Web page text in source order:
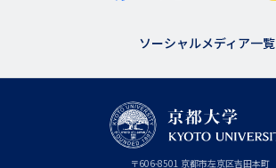
ソーシャルメディア一覧
〒606-8501 京
京都市左京区吉田本町